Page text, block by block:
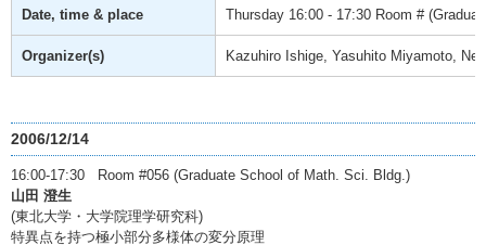
Date, time & place Thursday 16:00 - 17:30 Room #
Organizer(s) Kazuhiro Ishige, Yasuhito Miyamoto,
2006/12/14
16:00-17:30 Room #056 (Graduate School of Math. Sci. Bldg.)
山田 澄生
(東北大学・大学院理学研究科)
特異点を持つ極小部分多様体の変分原理